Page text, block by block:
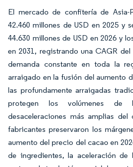
El mercado de confitería de Asia-
42.460 millones de USD en 2025 y
44.630 millones de USD en 2026 y
en 2031, registrando una CAGR
demanda constante en toda la
arraigado en la fusión del aumento
las profundamente arraigadas
protegen los volúmenes
desaceleraciones más amplias
fabricantes preservaron los
aumento del precio del cacao en
de ingredientes, la aceleración de